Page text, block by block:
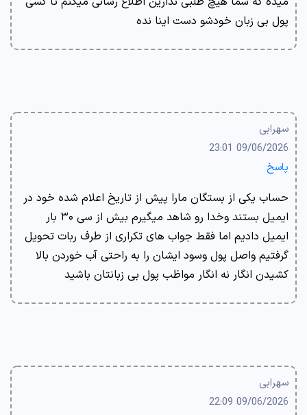
پول بی زبان خودشو دست اینا نده
سهرابی
09/06/2026 23:01
پاسخ
حساب یکی از بستگان مارا پیش از تاریخ اعلام شده خود در
ایمیل بستند وخدا رو شاهد میگیرم بیش از سی ۳۰ بار
ایمیل دادیم اما فقط جواب های تکراری از طرف ربات تحویل
گرفتیم واصل پول وسود ایشان را به راحتی آب خوردن بالا
کشیدن انگار نه انگار مواظب پول بی زبانتان باشید
سهرابی
09/06/2026 22:09